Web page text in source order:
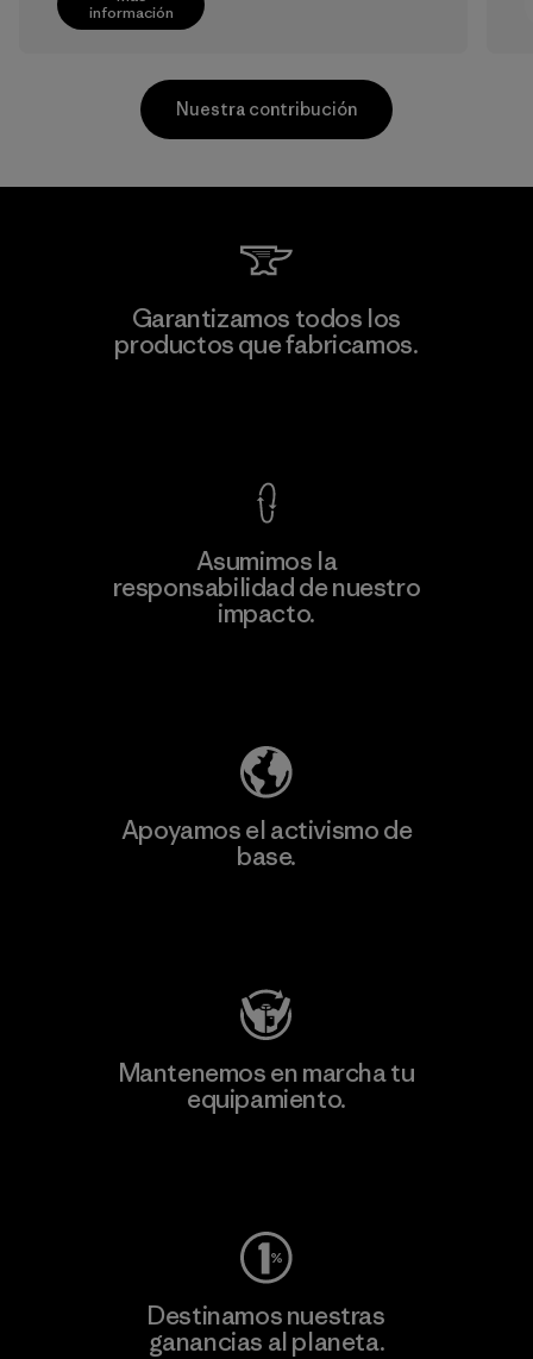
información
información
Kwang Viet Garment Co., Ltd
Nuestra contribución
Garantizamos todos los
productos que fabricamos.
Asumimos la
responsabilidad de nuestro
impacto.
Apoyamos el activismo de
base.
Mantenemos en marcha tu
equipamiento.
Destinamos nuestras
ganancias al planeta.